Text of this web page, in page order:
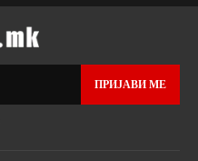
ПРИЈАВИ МЕ